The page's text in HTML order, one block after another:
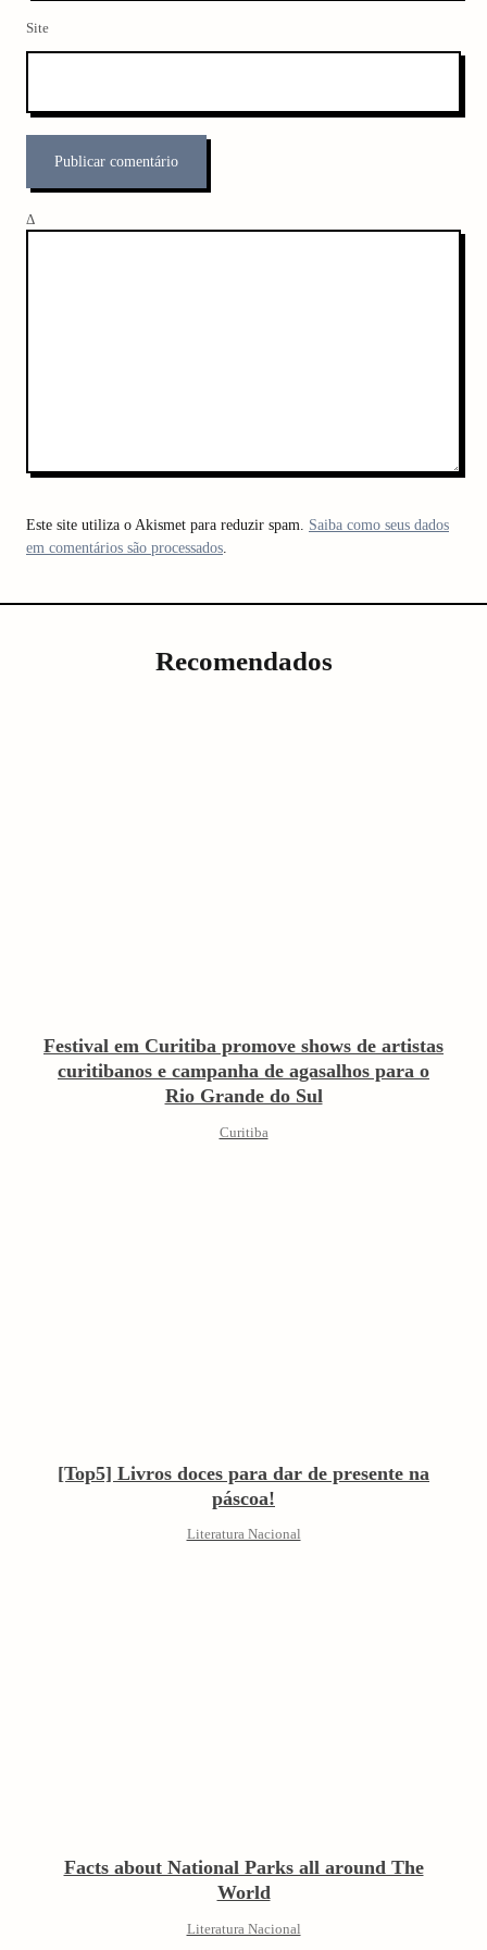
Site
Δ
Este site utiliza o Akismet para reduzir spam. Saiba como seus dados
em comentários são processados
Recomendados
Festival em Curitiba promove shows de artistas
curitibanos e campanha de agasalhos para o
Rio Grande do Sul
Curitiba
[Top5] Livros doces para dar de presente na
páscoa!
Literatura Nacional
Facts about National Parks all around The
World
Literatura Nacional